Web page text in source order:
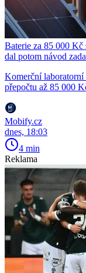
Baterie za 85 000
dal potom návod
Komerční
přepočtu až 85 000
Mobify.cz
dnes, 18:03
4 min
Reklama